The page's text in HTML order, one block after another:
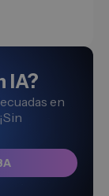
IA?
en